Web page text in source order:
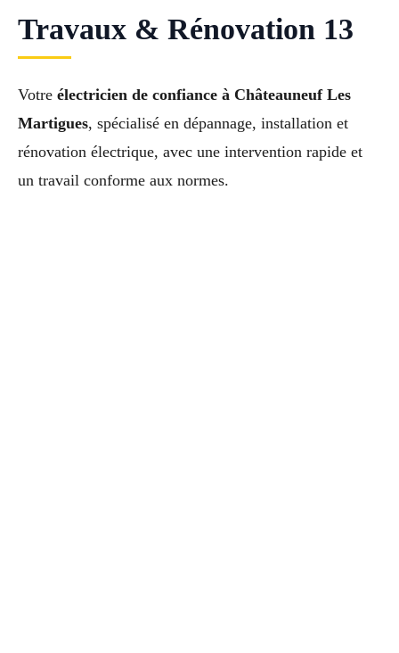
Travaux & Rénovation 13
Votre électricien de confiance à Châteauneuf Les
Martigues, spécialisé en dépannage, installation et
rénovation électrique, avec une intervention rapide et
un travail conforme aux normes.